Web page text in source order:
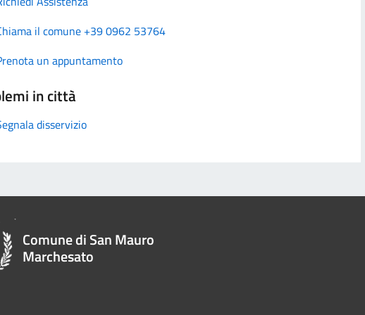
il comune +39 0962 53764
un appuntamento
in città
disservizio
Comune di San Mauro
Marchesato